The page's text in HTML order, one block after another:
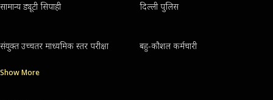
सामान्य ड्यूटी सिपाही दिल्ली पुलिस
संयुक्त उच्चतर माध्यमिक स्तर परीक्षा बहु-कौशल कर्मचारी
Show More